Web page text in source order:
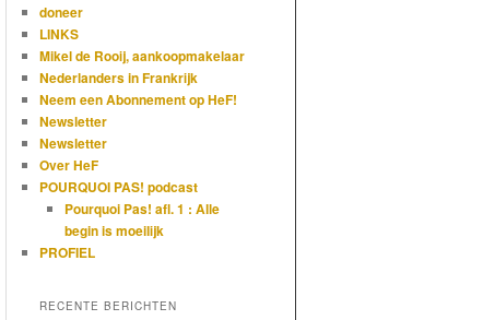
doneer
LINKS
Mikel de Rooij, aankoopmakelaar
Nederlanders in Frankrijk
Neem een Abonnement op HeF!
Newsletter
Newsletter
Over HeF
POURQUOI PAS! podcast
Pourquoi Pas! afl. 1 : Alle
begin is moeilijk
PROFIEL
RECENTE BERICHTEN